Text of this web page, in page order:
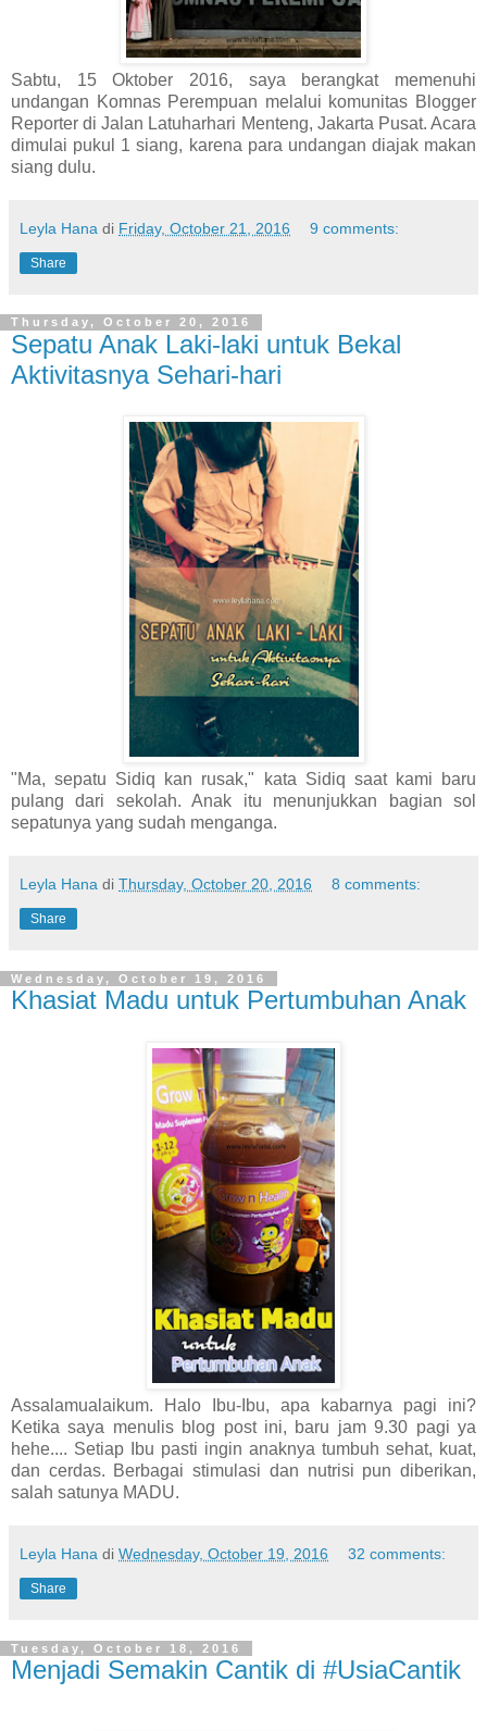
Sabtu, 15 Oktober 2016, saya berangkat memenuhi
undangan Komnas Perempuan melalui komunitas Blogger
Reporter di Jalan Latuharhari Menteng, Jakarta Pusat. Acara
dimulai pukul 1 siang, karena para undangan diajak makan
siang dulu.
Leyla Hana di Friday, October 21, 2016 9 comments:
Share
Thursday, October 20, 2016
Sepatu Anak Laki-laki untuk Bekal
Aktivitasnya Sehari-hari
"Ma, sepatu Sidiq kan rusak," kata Sidiq saat kami baru
pulang dari sekolah. Anak itu menunjukkan bagian sol
sepatunya yang sudah menganga.
Leyla Hana di Thursday, October 20, 2016 8 comments:
Share
Wednesday, October 19, 2016
Khasiat Madu untuk Pertumbuhan Anak
Assalamualaikum. Halo Ibu-Ibu, apa kabarnya pagi ini?
Ketika saya menulis blog post ini, baru jam 9.30 pagi ya
hehe.... Setiap Ibu pasti ingin anaknya tumbuh sehat, kuat,
dan cerdas. Berbagai stimulasi dan nutrisi pun diberikan,
salah satunya MADU.
Leyla Hana di Wednesday, October 19, 2016 32 comments:
Share
Tuesday, October 18, 2016
Menjadi Semakin Cantik di #UsiaCantik